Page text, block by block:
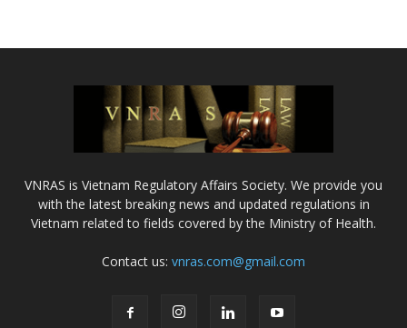
VNRAS is Vietnam Regulatory Affairs Society. We provide you
with the latest breaking news and updated regulations in
Vietnam related to fields covered by the Ministry of Health.
Contact us: vnras.com@gmail.com